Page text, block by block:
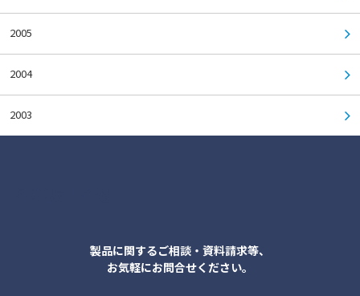
2005
2004
2003
製品に関するご相談・資料請求等、
お気軽にお問合せください。